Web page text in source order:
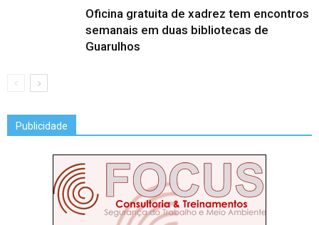
Oficina gratuita de xadrez tem encontros
semanais em duas bibliotecas de
Guarulhos
Publicidade